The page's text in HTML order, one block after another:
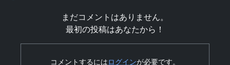
まだコメントはありません。
最初の投稿はあなたから！
コメントするにはログインが必要です。